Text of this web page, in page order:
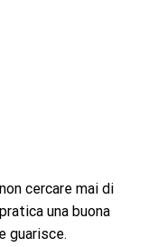
cercare mai di
una buona
guarisce.